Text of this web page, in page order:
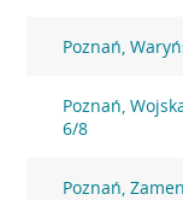
Poznań,
Poznań,
6/8
Poznań,